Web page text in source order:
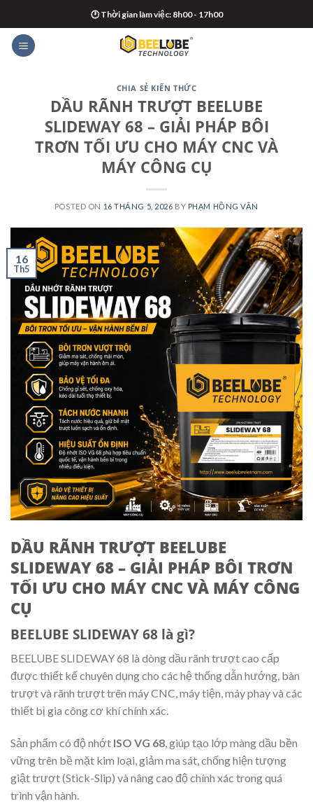
to
content
🕐 Thời gian làm việc: 8h00 - 17h00
CHIA SẺ KIẾN THỨC
DẦU RÃNH TRƯỢT BEELUBE
SLIDEWAY 68 – GIẢI PHÁP BÔI
TRƠN TỐI ƯU CHO MÁY CNC VÀ
MÁY CÔNG CỤ
POSTED ON 16 THÁNG 5, 2026 BY PHẠM HỒNG VÂN
16
Th5
DẦU RÃNH TRƯỢT BEELUBE
SLIDEWAY 68 – GIẢI PHÁP BÔI TRƠN
TỐI ƯU CHO MÁY CNC VÀ MÁY CÔNG
CỤ
BEELUBE SLIDEWAY 68 là gì?
BEELUBE SLIDEWAY 68 là dòng dầu rãnh trượt cao cấp
được thiết kế chuyên dụng cho các hệ thống dẫn hướng, bàn
trượt và rãnh trượt trên máy CNC, máy tiện, máy phay và các
thiết bị gia công cơ khí chính xác.
Sản phẩm có độ nhớt ISO VG 68, giúp tạo lớp màng dầu bền
vững trên bề mặt kim loại, giảm ma sát, chống hiện tượng
giật trượt (Stick-Slip) và nâng cao độ chính xác trong quá
trình vận hành.